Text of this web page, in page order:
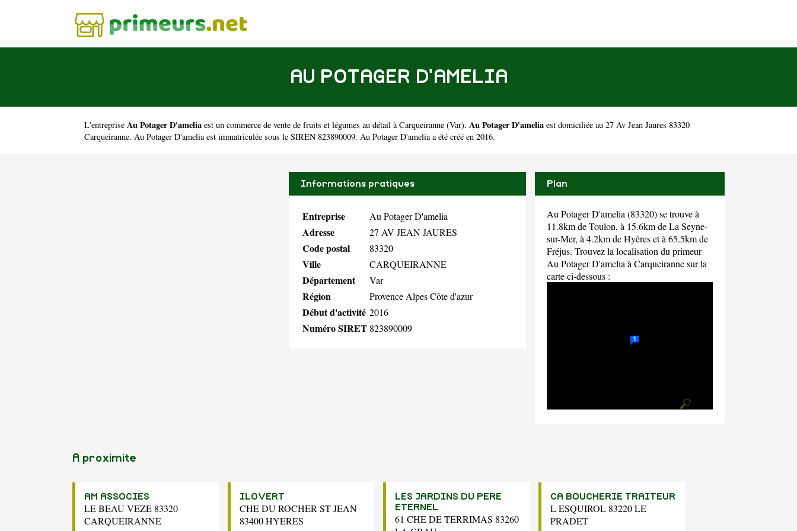
AU POTAGER D'AMELIA
L'entreprise Au Potager D'amelia est un commerce de vente de fruits et légumes au détail à Carqueiranne (Var). Au Potager D'amelia est domiciliée au 27 Av Jean Jaures 83320
Carqueiranne. Au Potager D'amelia est immatriculée sous le SIREN 823890009. Au Potager D'amelia a été créé en 2016.
Informations pratiques
Entreprise Au Potager D'amelia
Adresse 27 AV JEAN JAURES
Code postal 83320
Ville CARQUEIRANNE
Département Var
Région Provence Alpes Côte d'azur
Début d'activité 2016
Numéro SIRET 823890009
Plan
Au Potager D'amelia (83320) se trouve à
11.8km de Toulon, à 15.6km de La Seyne-
sur-Mer, à 4.2km de Hyères et à 65.5km de
Fréjus. Trouvez la localisation du primeur
Au Potager D'amelia à Carqueiranne sur la
carte ci-dessous :
A proximite
AM ASSOCIES
LE BEAU VEZE 83320
CARQUEIRANNE
ILOVERT
CHE DU ROCHER ST JEAN
83400 HYERES
LES JARDINS DU PERE
ETERNEL
61 CHE DE TERRIMAS 83260
CA BOUCHERIE TRAITEUR
L ESQUIROL 83220 LE
PRADET